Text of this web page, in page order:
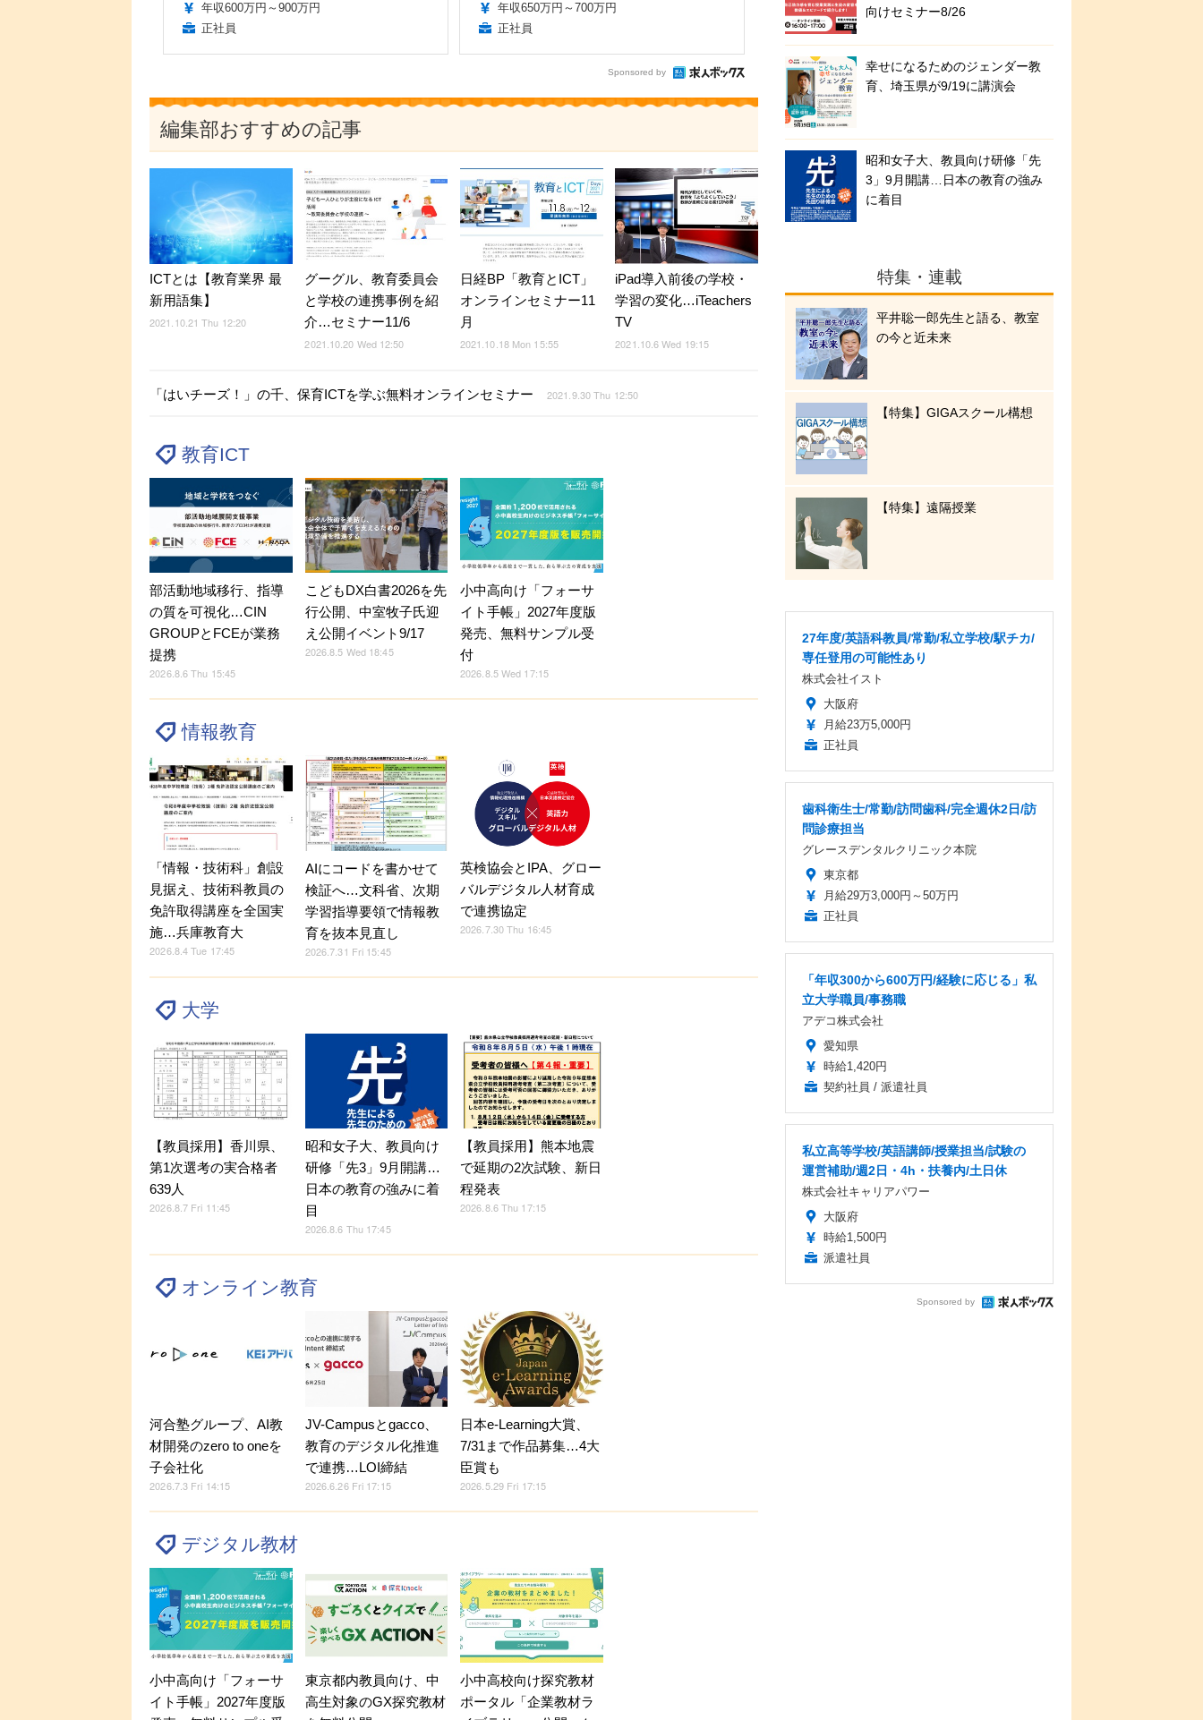
年収600万円～900万円
正社員
年収650万円～700万円
正社員
Sponsored by
編集部おすすめの記事
ICTとは【教育業界 最
新用語集】
2021.10.21 Thu 12:20
グーグル、教育委員会
と学校の連携事例を紹
介…セミナー11/6
2021.10.20 Wed 12:50
日経BP「教育とICT」
オンラインセミナー11
月
2021.10.18 Mon 15:55
iPad導入前後の学校・
学習の変化…iTeachers
TV
2021.10.6 Wed 19:15
「はいチーズ！」の千、保育ICTを学ぶ無料オンラインセミナー 2021.9.30 Thu 12:50
教育ICT
部活動地域移行、指導
の質を可視化…CIN
GROUPとFCEが業務
提携
2026.8.6 Thu 15:45
こどもDX白書2026を先
行公開、中室牧子氏迎
え公開イベント9/17
2026.8.5 Wed 18:45
小中高向け「フォーサ
イト手帳」2027年度版
発売、無料サンプル受
付
2026.8.5 Wed 17:15
情報教育
「情報・技術科」創設
見据え、技術科教員の
免許取得講座を全国実
施…兵庫教育大
2026.8.4 Tue 17:45
AIにコードを書かせて
検証へ…文科省、次期
学習指導要領で情報教
育を抜本見直し
2026.7.31 Fri 15:45
英検協会とIPA、グロー
バルデジタル人材育成
で連携協定
2026.7.30 Thu 16:45
大学
【教員採用】香川県、
第1次選考の実合格者
639人
2026.8.7 Fri 11:45
昭和女子大、教員向け
研修「先3」9月開講…
日本の教育の強みに着
目
2026.8.6 Thu 17:45
【教員採用】熊本地震
で延期の2次試験、新日
程発表
2026.8.6 Thu 17:15
オンライン教育
河合塾グループ、AI教
材開発のzero to oneを
子会社化
2026.7.3 Fri 14:15
JV-Campusとgacco、
教育のデジタル化推進
で連携…LOI締結
2026.6.26 Fri 17:15
日本e-Learning大賞、
7/31まで作品募集…4大
臣賞も
2026.5.29 Fri 17:15
デジタル教材
小中高向け「フォーサ
イト手帳」2027年度版
東京都内教員向け、中
高生対象のGX探究教材
小中高校向け探究教材
ポータル「企業教材ラ
向けセミナー8/26
幸せになるためのジェンダー教
育、埼玉県が9/19に講演会
昭和女子大、教員向け研修「先
3」9月開講…日本の教育の強み
に着目
特集・連載
平井聡一郎先生と語る、教室
の今と近未来
【特集】GIGAスクール構想
【特集】遠隔授業
27年度/英語科教員/常勤/私立学校/駅チカ/
専任登用の可能性あり
株式会社イスト
大阪府
月給23万5,000円
正社員
歯科衛生士/常勤/訪問歯科/完全週休2日/訪
問診療担当
グレースデンタルクリニック本院
東京都
月給29万3,000円～50万円
正社員
「年収300から600万円/経験に応じる」私
立大学職員/事務職
アデコ株式会社
愛知県
時給1,420円
契約社員 / 派遣社員
私立高等学校/英語講師/授業担当/試験の
運営補助/週2日・4h・扶養内/土日休
株式会社キャリアパワー
大阪府
時給1,500円
派遣社員
Sponsored by